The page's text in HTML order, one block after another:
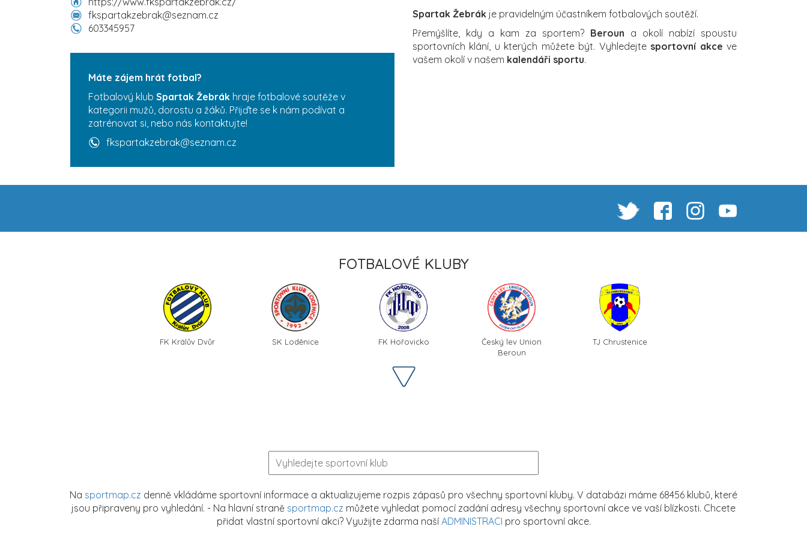
fkspartakzebrak@seznam.cz
603345957
Máte zájem hrát fotbal?
Fotbalový klub Spartak Žebrák hraje fotbalové soutěže v
kategorii mužů, dorostu a žáků. Přijďte se k nám podívat a
zatrénovat si, nebo nás kontaktujte!
fkspartakzebrak@seznam.cz
Spartak Žebrák je pravidelným účastníkem fotbalových soutěží.
Přemýšlíte, kdy a kam za sportem? Beroun a okolí nabízí spoustu
sportovních klání, u kterých můžete být. Vyhledejte sportovní akce ve
vašem okolí v našem kalendáři sportu.
FOTBALOVÉ KLUBY
FK Králův Dvůr SK Loděnice FK Hořovicko
Český lev Union
Beroun
TJ Chrustenice
Na sportmap.cz denně vkládáme sportovní informace a aktualizujeme rozpis zápasů pro všechny sportovní kluby. V databázi máme 68456 klubů, které
jsou připraveny pro vyhledání. - Na hlavní straně sportmap.cz můžete vyhledat pomocí zadání adresy všechny sportovní akce ve vaší blízkosti. Chcete
přidat vlastní sportovní akci? Využijte zdarma naší ADMINISTRACI pro sportovní akce.